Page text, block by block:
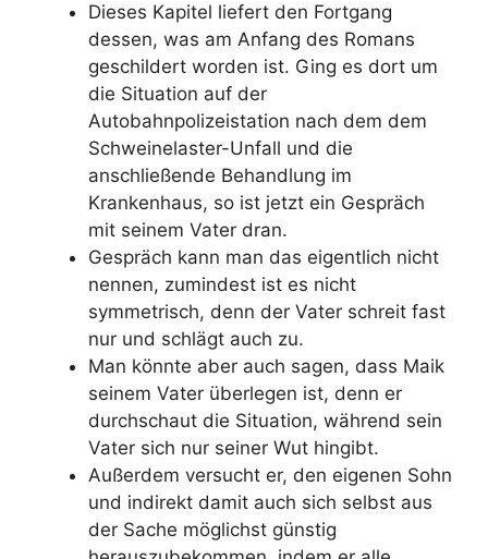
Dieses Kapitel liefert den Fortgang
dessen, was am Anfang des Romans
geschildert worden ist. Ging es dort um
die Situation auf der
Autobahnpolizeistation nach dem dem
Schweinelaster-Unfall und die
anschließende Behandlung im
Krankenhaus, so ist jetzt ein Gespräch
mit seinem Vater dran.
Gespräch kann man das eigentlich nicht
nennen, zumindest ist es nicht
symmetrisch, denn der Vater schreit fast
nur und schlägt auch zu.
Man könnte aber auch sagen, dass Maik
seinem Vater überlegen ist, denn er
durchschaut die Situation, während sein
Vater sich nur seiner Wut hingibt.
Außerdem versucht er, den eigenen Sohn
und indirekt damit auch sich selbst aus
der Sache möglichst günstig